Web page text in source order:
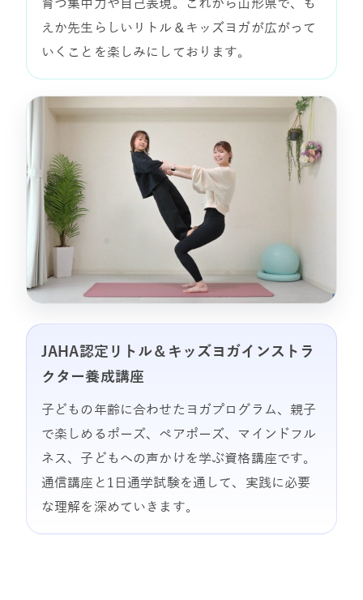
えか先生らしいリトル＆キッズヨガが広がって
いくことを楽しみにしております。
JAHA認定リトル＆キッズヨガインストラ
クター養成講座
子どもの年齢に合わせたヨガプログラム、親子
で楽しめるポーズ、ペアポーズ、マインドフル
ネス、子どもへの声かけを学ぶ資格講座です。
通信講座と1日通学試験を通して、実践に必要
な理解を深めていきます。